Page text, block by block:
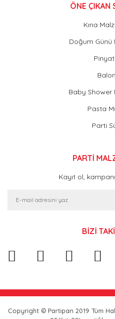
ÖNE ÇIKAN
Kına
Doğum Günü
Baby Shower
Pasta
Parti
PARTİ
Kayıt ol,
BİZİ
Copyright © Partipan 2019 Tüm